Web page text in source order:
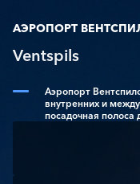
АЭРОПОРТ
Ventspils
Аэропорт
внутренних и
посадочная полоса